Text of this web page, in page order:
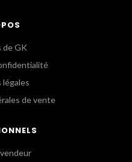
de GK
de vente